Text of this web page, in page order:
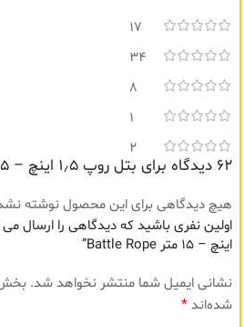
17
34
8
1
2
62 دیدگاه برای بتل روپ ۱٫۵ اینچ – ۱۵ متر Battle Rope
هیچ دیدگاهی برای این محصول نوشته
اینچ – ۱۵ متر Battle Rope”
نشانی ایمیل شما منتشر نخواهد شد.
شده‌اند*